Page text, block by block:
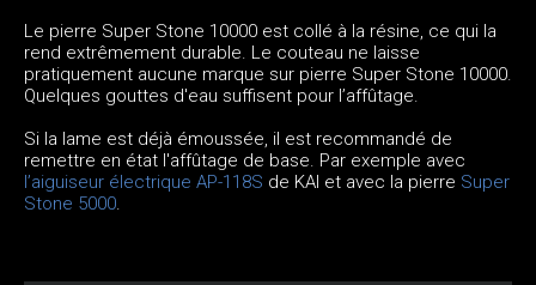
Le pierre Super Stone 10000 est collé à la résine, ce qui la
rend extrêmement durable. Le couteau ne laisse
pratiquement aucune marque sur pierre Super Stone 10000.
Quelques gouttes d'eau suffisent pour l’affûtage.
Si la lame est déjà émoussée, il est recommandé de
remettre en état l'affûtage de base. Par exemple avec
l’aiguiseur électrique AP-118S de KAI et avec la pierre Super
Stone 5000.